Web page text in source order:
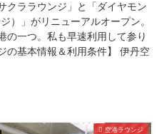
クララウンジ」と「ダイヤモン
）」がリニューアルオープン。
の一つ。私も早速利用して参り
の基本情報＆利用条件】 伊丹空
空港ラウンジ